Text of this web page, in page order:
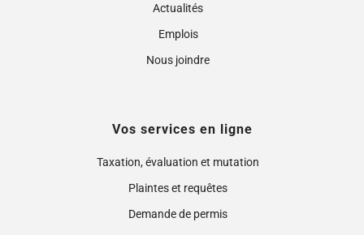
Actualités
Emplois
Nous joindre
Vos services en ligne
Taxation, évaluation et mutation
Plaintes et requêtes
Demande de permis